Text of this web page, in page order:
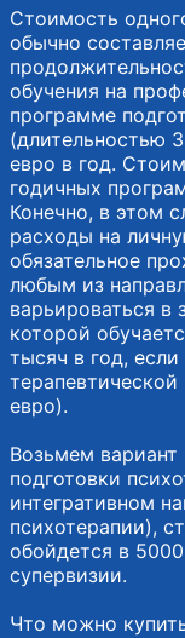
Стоимость
обычно
обучения на
программе
(длительностью
евро в год.
годичных
Конечно, в этом
расходы на
обязательное
любым из
варьироваться в
которой
тысяч в год,
евро).
Возьмем
подготовки
интегративном
психотерапии),
обойдется в
супервизии.
Что можно